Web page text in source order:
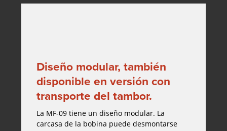
Diseño modular, también
disponible en versión con
transporte del tambor.
La MF-09 tiene un diseño modular. La
carcasa de la bobina puede desmontarse